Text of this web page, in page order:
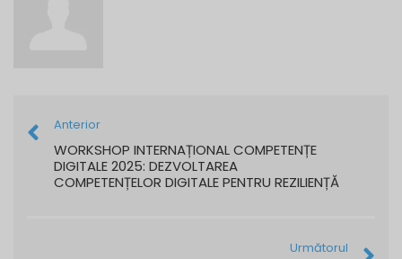
Anterior
WORKSHOP INTERNAȚIONAL COMPETENȚE
DIGITALE 2025: DEZVOLTAREA
COMPETENȚELOR DIGITALE PENTRU REZILIENȚĂ
Următorul